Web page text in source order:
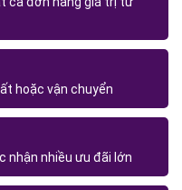
hoặc vận chuyển
nhận nhiều ưu đãi lớn